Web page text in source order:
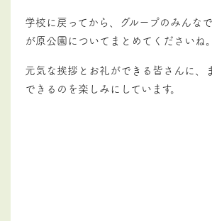
学校に戻ってから、グループのみんな
が原公園についてまとめてくださいね。
元気な挨拶とお礼ができる皆さんに、
できるのを楽しみにしています。